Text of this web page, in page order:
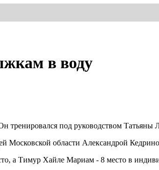
в воду
под руководством Татьяны
Московской области Александрой
а Тимур Хайле Мариам - 8 место в